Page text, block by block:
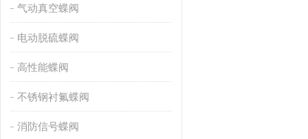
气动真空蝶阀
电动脱硫蝶阀
高性能蝶阀
不锈钢衬氟蝶阀
消防信号蝶阀